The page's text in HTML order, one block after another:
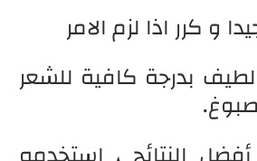
و كرر اذا لزم الامر
بدرجة كافية للشعر